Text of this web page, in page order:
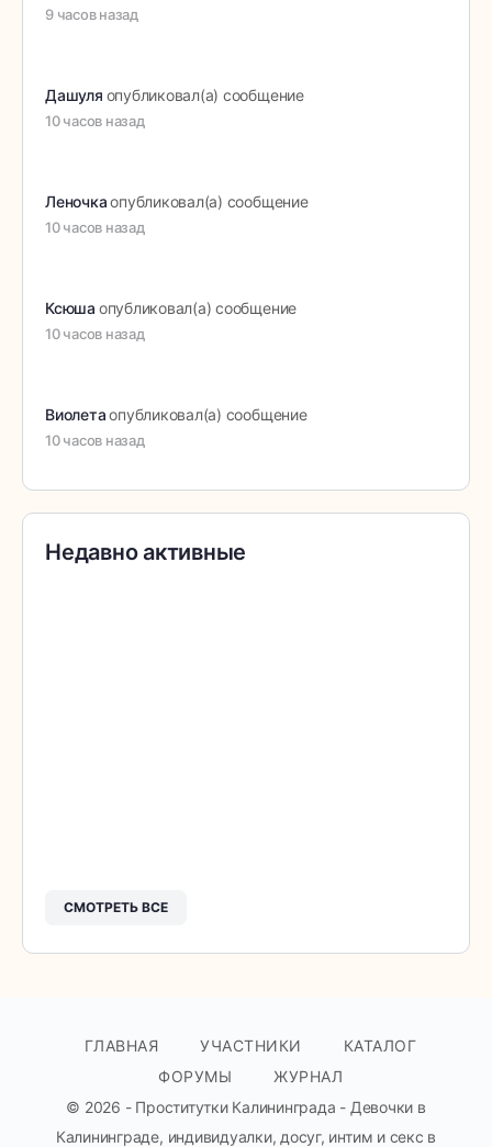
9 часов назад
Дашуля опубликовал(а) сообщение
10 часов назад
Леночкаопубликовал(а) сообщение
10 часов назад
Ксюша опубликовал(а) сообщение
10 часов назад
Виолетаопубликовал(а) сообщение
10 часов назад
Недавно активные
СМОТРЕТЬ ВСЕ
ГЛАВНАЯ УЧАСТНИКИ
КАТАЛОГ
ФОРУМЫ
ЖУРНАЛ
© 2026 - Проститутки Калининграда - Девочки в
Калининграде, индивидуалки, досуг, интим и секс в